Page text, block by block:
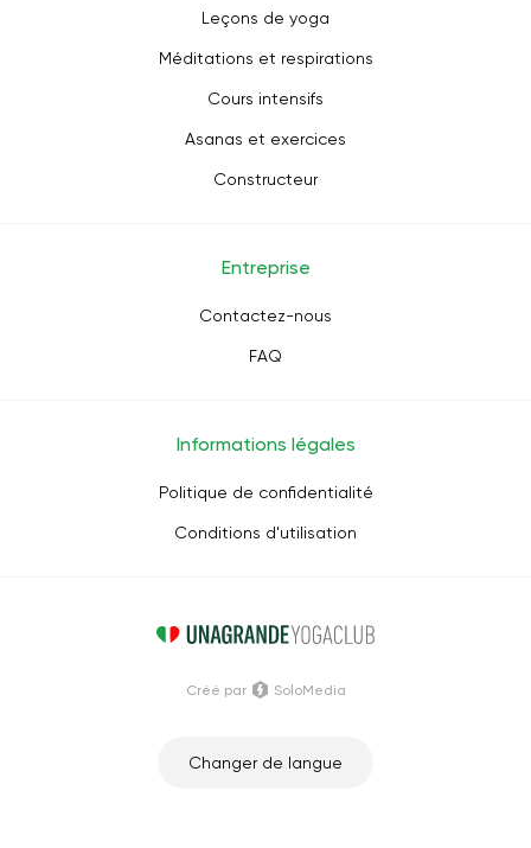
Leçons de yoga
Méditations et respirations
Cours intensifs
Asanas et exercices
Constructeur
Entreprise
Contactez-nous
FAQ
Informations légales
Politique de confidentialité
Conditions d'utilisation
Changer de langue
Créé par SoloMedia